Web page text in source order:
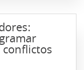
conflictos